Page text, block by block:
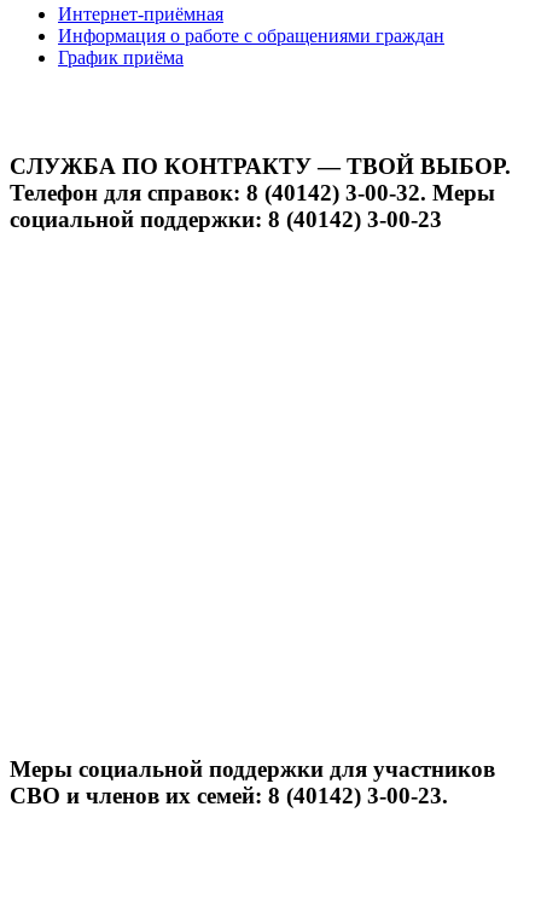
Интернет-приёмная
Информация о работе с обращениями граждан
График приёма
СЛУЖБА ПО КОНТРАКТУ — ТВОЙ ВЫБОР.
Телефон для справок: 8 (40142) 3-00-32. Меры
социальной поддержки: 8 (40142) 3-00-23
Меры социальной поддержки для участников
СВО и членов их семей: 8 (40142) 3-00-23.